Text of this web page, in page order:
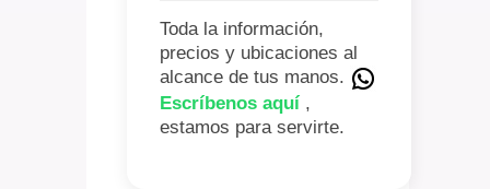
Toda la información,
precios y ubicaciones al
alcance de tus manos.
Escríbenos aquí ,
estamos para servirte.